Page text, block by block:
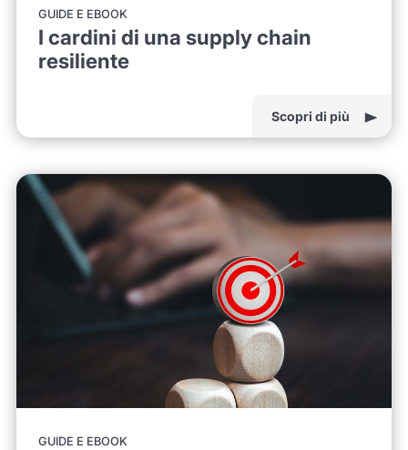
GUIDE E EBOOK
I cardini di una supply chain
resiliente
Scopri di più
GUIDE E EBOOK